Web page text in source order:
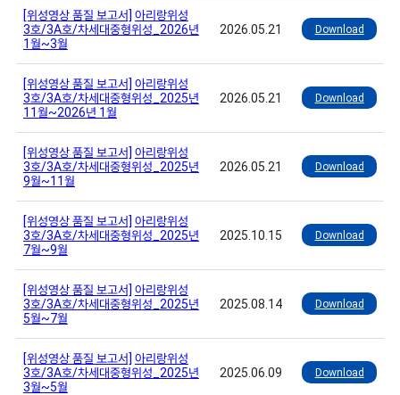
[위성영상 품질 보고서] 아리랑위성
3호/3A호/차세대중형위성_2026년
1월~3월
2026.05.21 Download
[위성영상 품질 보고서] 아리랑위성
3호/3A호/차세대중형위성_2025년
11월~2026년 1월
2026.05.21 Download
[위성영상 품질 보고서] 아리랑위성
3호/3A호/차세대중형위성_2025년
9월~11월
2026.05.21 Download
[위성영상 품질 보고서] 아리랑위성
3호/3A호/차세대중형위성_2025년
7월~9월
2025.10.15 Download
[위성영상 품질 보고서] 아리랑위성
3호/3A호/차세대중형위성_2025년
5월~7월
2025.08.14 Download
[위성영상 품질 보고서] 아리랑위성
3호/3A호/차세대중형위성_2025년
3월~5월
2025.06.09 Download